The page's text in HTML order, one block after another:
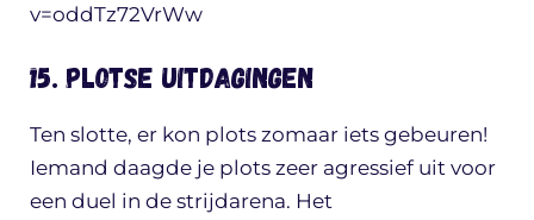
v=oddTz72VrWw
15. Plotse uitdagingen
Ten slotte, er kon plots zomaar iets gebeuren!
Iemand daagde je plots zeer agressief uit voor
een duel in de strijdarena. Het